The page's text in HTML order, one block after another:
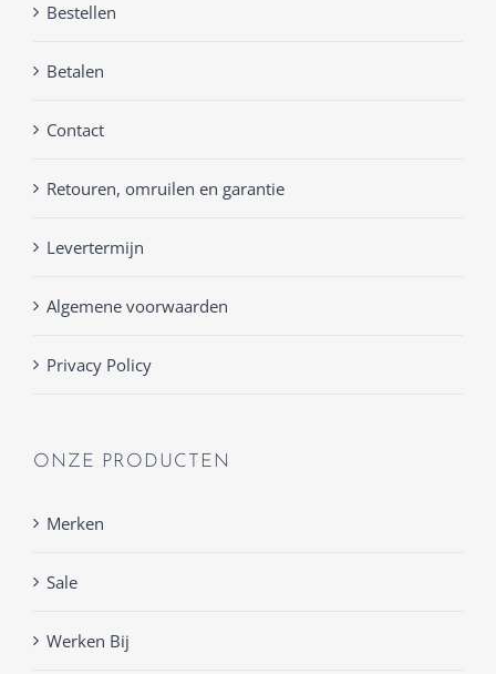
Bestellen
Betalen
Contact
Retouren, omruilen en garantie
Levertermijn
Algemene voorwaarden
Privacy Policy
ONZE PRODUCTEN
Merken
Sale
Werken Bij